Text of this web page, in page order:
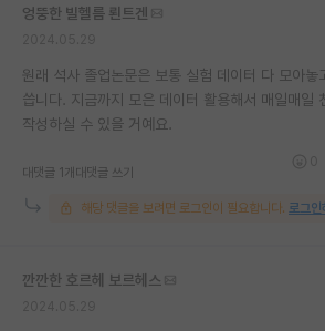
엉뚱한 빌헬름 뢴트겐
원래 석사 졸업논문은 보통 실험 데이터 다 모아놓
씁니다. 지금까지 모은 데이터 활용해서 매일매일
작성하실 수 있을 거예요.
대댓글 1개 대댓글 쓰기
해당 댓글을 보려면 로그인이 필요합니다. 로그인
깐깐한 호르헤 보르헤스